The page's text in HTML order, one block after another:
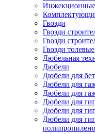
Гвозди
Гвозди
Гвозди
Гвозди толевые
Дюбельная
Дюбели
Дюбели для
Дюбели для
Дюбели для
Дюбели для
Дюбели для
Дюбели для